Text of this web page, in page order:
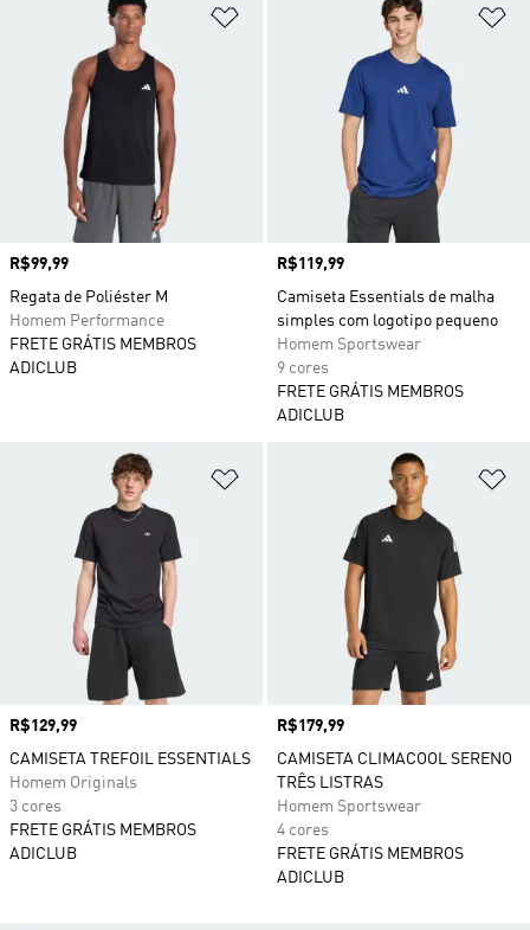
Adicionar à Lista de Desejos
Preço
R$99,99
Regata de Poliéster M
Homem Performance
FRETE GRÁTIS MEMBROS
ADICLUB
Preço
R$119,99
Camiseta Essentials de malha
simples com logotipo pequeno
Homem Sportswear
9 cores
FRETE GRÁTIS MEMBROS
ADICLUB
Adicionar à Lista de Desejos
Preço
R$129,99
CAMISETA TREFOIL ESSENTIALS
Homem Originals
3 cores
FRETE GRÁTIS MEMBROS
ADICLUB
Preço
R$179,99
CAMISETA CLIMACOOL SERENO
TRÊS LISTRAS
Homem Sportswear
4 cores
FRETE GRÁTIS MEMBROS
ADICLUB